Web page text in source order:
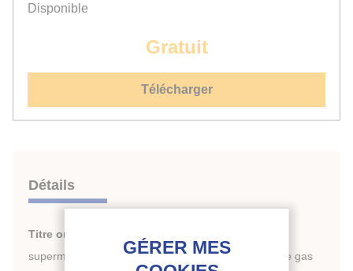
Disponible
Gratuit
Télécharger
Détails
Titre original :
supermarkets to reduce energy use and greenhouse gas